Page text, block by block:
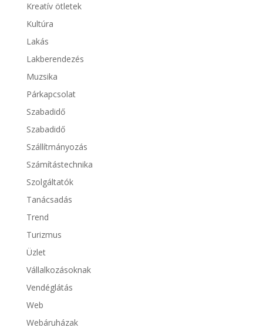
Kreatív ötletek
Kultúra
Lakás
Lakberendezés
Muzsika
Párkapcsolat
Szabadidő
Szabadidő
Szállítmányozás
Számítástechnika
Szolgáltatók
Tanácsadás
Trend
Turizmus
Üzlet
Vállalkozásoknak
Vendéglátás
Web
Webáruházak